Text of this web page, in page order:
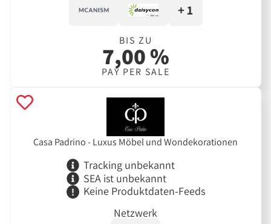
+ 1
BIS ZU
7,00 %
PAY PER SALE
Casa Padrino - Luxus Möbel und Wondekorationen
Tracking unbekannt
SEA ist unbekannt
Keine Produktdaten-Feeds
Netzwerk